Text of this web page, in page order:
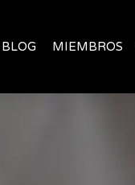
BLOG MIEMBROS